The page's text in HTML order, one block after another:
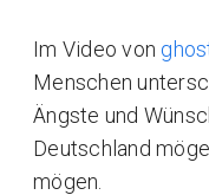
Im Video von
Menschen
Ängste und
Deutschland
mögen.